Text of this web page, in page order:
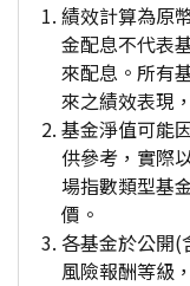
績效計算為原
金配息不代表
來配息。所有
來之績效表現
基金淨值可能
供參考，實際
場指數類型基
價。
各基金於公開(
風險報酬等級